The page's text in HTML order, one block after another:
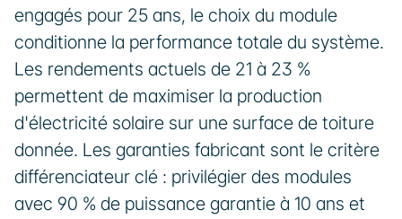
engagés pour 25 ans, le choix du module
conditionne la performance totale du système.
Les rendements actuels de 21 à 23 %
permettent de maximiser la production
d'électricité solaire sur une surface de toiture
donnée. Les garanties fabricant sont le critère
différenciateur clé : privilégier des modules
avec 90 % de puissance garantie à 10 ans et